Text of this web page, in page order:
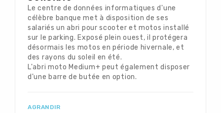
Le centre de données informatiques d'une
célèbre banque met à disposition de ses
salariés un abri pour scooter et motos installé
sur le parking. Exposé plein ouest, il protégera
désormais les motos en période hivernale, et
des rayons du soleil en été.
L'abri moto Medium+ peut également disposer
d'une barre de butée en option.
AGRANDIR